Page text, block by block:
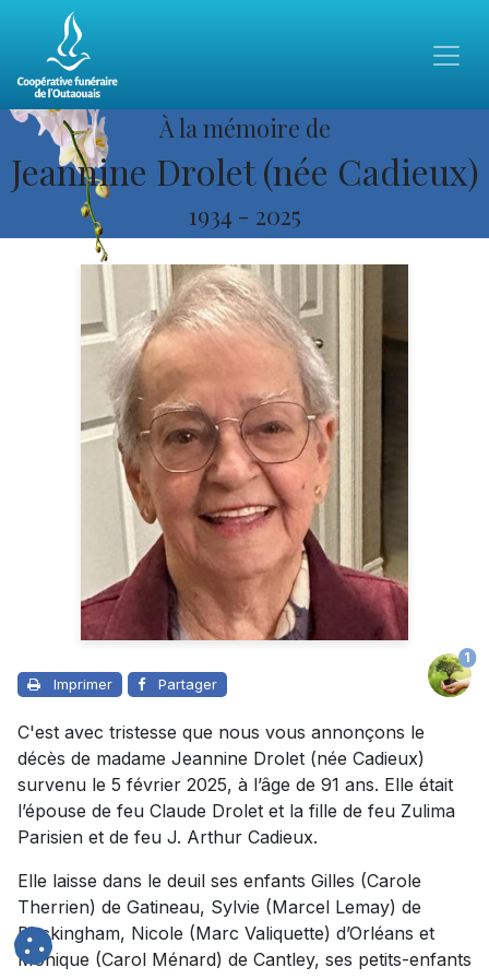
À la mémoire de
Jeannine Drolet (née Cadieux)
1934 - 2025
Imprimer Partager
1
C'est avec tristesse que nous vous annonçons le
décès de madame Jeannine Drolet (née Cadieux)
survenu le 5 février 2025, à l’âge de 91 ans. Elle était
l’épouse de feu Claude Drolet et la fille de feu Zulima
Parisien et de feu J. Arthur Cadieux.
Elle laisse dans le deuil ses enfants Gilles (Carole
Therrien) de Gatineau, Sylvie (Marcel Lemay) de
Buckingham, Nicole (Marc Valiquette) d’Orléans et
Monique (Carol Ménard) de Cantley, ses petits-enfants